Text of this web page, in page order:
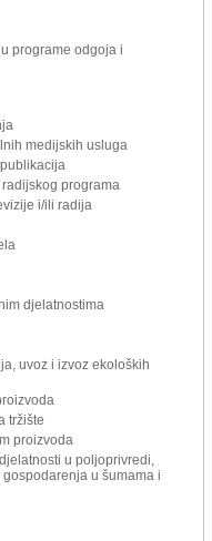
programe odgoja i
medijskih usluga
programa
i/ili radija
djelatnostima
uvoz i izvoz ekoloških
tržište
proizvoda
u poljoprivredi,
u šumama i